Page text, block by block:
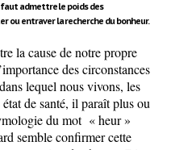
admettre le poids des
ou entraver la recherche du bonheur.
la cause de notre propre
des circonstances
lequel nous vivons, les
de santé, il paraît plus ou
du mot « heur »
semble confirmer cette